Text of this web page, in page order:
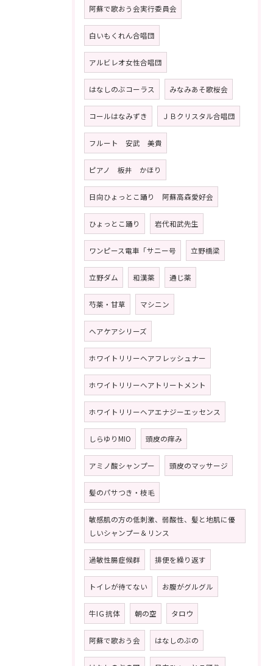
阿蘇で歌おう会実行委員会
白いもくれん合唱団
アルビレオ女性合唱団
はなしのぶコーラス みなみあそ歌桜会
コールはなみずき ＪＢクリスタル合唱団
フルート 安武 美貴
ピアノ 板井 かほり
日向ひょっとこ踊り 阿蘇高森愛好会
ひょっとこ踊り 岩代和武先生
ワンピース電車「サニー号 立野橋梁
立野ダム 和漢薬 通じ薬
芍薬・甘草 マシニン
ヘアケアシリーズ
ホワイトリリーヘアフレッシュナー
ホワイトリリーヘアトリートメント
ホワイトリリーヘアエナジーエッセンス
しらゆりMIO 頭皮の痒み
アミノ酸シャンプー 頭皮のマッサージ
髪のパサつき・枝毛
敏感肌の方の低刺激、弱酸性、髪と地肌に優
しいシャンプー＆リンス
過敏性腸症候群 排便を繰り返す
トイレが待てない お腹がグルグル
牛IＧ抗体 朝の空 タロウ
阿蘇で歌おう会 はなしのぶの